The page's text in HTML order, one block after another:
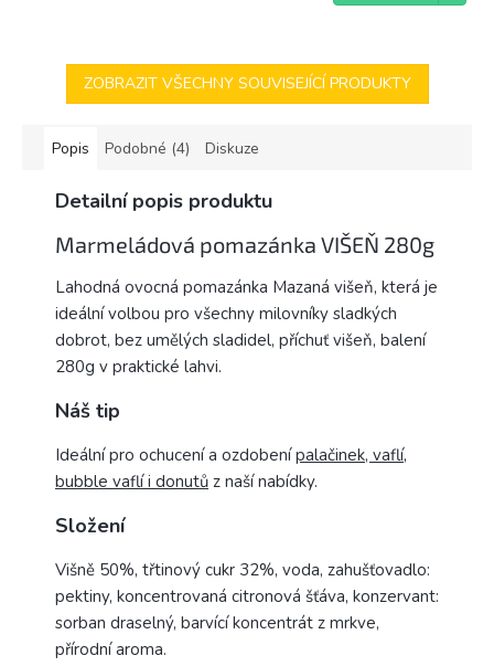
ZOBRAZIT VŠECHNY SOUVISEJÍCÍ PRODUKTY
Popis Podobné (4) Diskuze
Detailní popis produktu
Marmeládová pomazánka VIŠEŇ 280g
Lahodná ovocná pomazánka Mazaná višeň, která je
ideální volbou pro všechny milovníky sladkých
dobrot, bez umělých sladidel, příchuť višeň, balení
280g v praktické lahvi.
Náš tip
Ideální pro ochucení a ozdobenípalačinek, vaflí,
bubble vaflí i donutů z naší nabídky.
Složení
Višně 50%, třtinový cukr 32%, voda, zahušťovadlo:
pektiny, koncentrovaná citronová šťáva, konzervant:
sorban draselný, barvící koncentrát z mrkve,
přírodní aroma.